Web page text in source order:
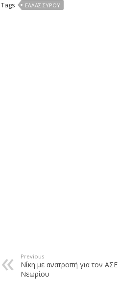
Tags ΕΛΛΑΣ ΣΎΡΟΥ
Previous
Νίκη με ανατροπή για τον ΑΣΕ
Νεωρίου